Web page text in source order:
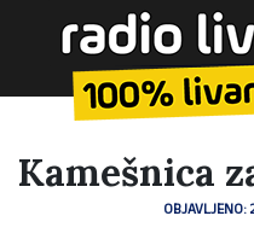
Kamešnica